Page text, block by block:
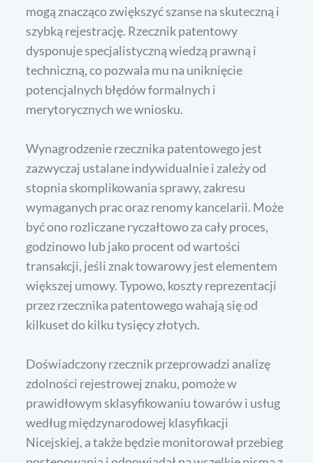
mogą znacząco zwiększyć szanse na skuteczną i
szybką rejestrację. Rzecznik patentowy
dysponuje specjalistyczną wiedzą prawną i
techniczną, co pozwala mu na uniknięcie
potencjalnych błędów formalnych i
merytorycznych we wniosku.
Wynagrodzenie rzecznika patentowego jest
zazwyczaj ustalane indywidualnie i zależy od
stopnia skomplikowania sprawy, zakresu
wymaganych prac oraz renomy kancelarii. Może
być ono rozliczane ryczałtowo za cały proces,
godzinowo lub jako procent od wartości
transakcji, jeśli znak towarowy jest elementem
większej umowy. Typowo, koszty reprezentacji
przez rzecznika patentowego wahają się od
kilkuset do kilku tysięcy złotych.
Doświadczony rzecznik przeprowadzi analizę
zdolności rejestrowej znaku, pomoże w
prawidłowym sklasyfikowaniu towarów i usług
według międzynarodowej klasyfikacji
Nicejskiej, a także będzie monitorował przebieg